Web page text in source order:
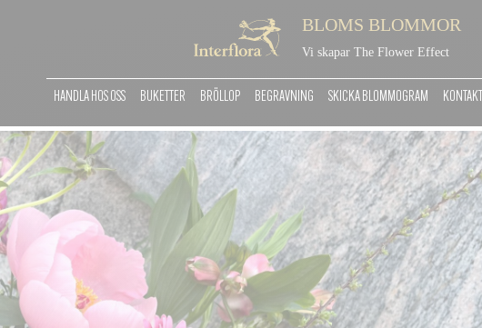
BLOMS BLOMMOR
Vi skapar The Flower Effect
HANDLA HOS OSS BUKETTER BRÖLLOP BEGRAVNING SKICKA BLOMMOGRAM KONTAKT